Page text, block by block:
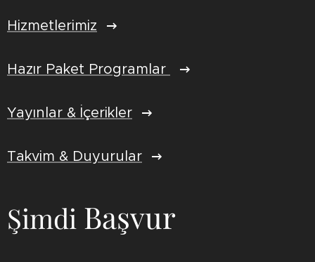
Hizmetlerimiz
Hazır Paket Programlar
Yayınlar & İçerikler
Takvim & Duyurular
Şimdi Başvur